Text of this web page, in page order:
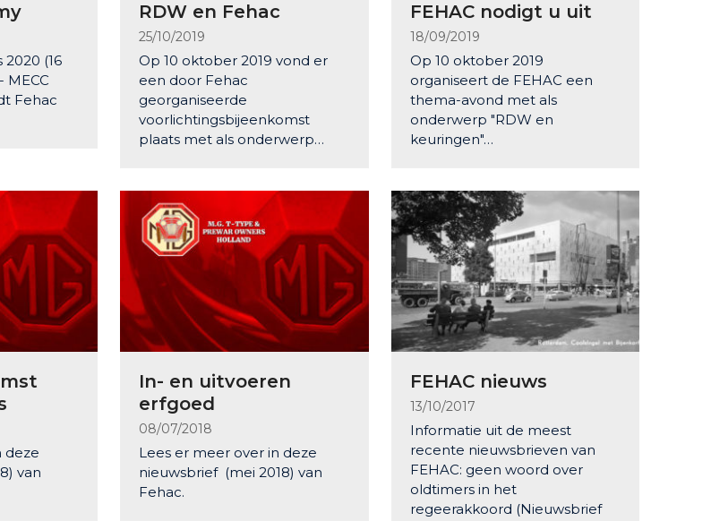
2020 (16
MECC
Fehac
RDW en Fehac
25/10/2019
Op 10 oktober 2019 vond er
een door Fehac
georganiseerde
voorlichtingsbijeenkomst
plaats met als onderwerp…
FEHAC nodigt u uit
18/09/2019
Op 10 oktober 2019
organiseert de FEHAC een
thema-avond met als
onderwerp "RDW en
keuringen"…
deze
van
In- en uitvoeren
erfgoed
08/07/2018
Lees er meer over in deze
nieuwsbrief (mei 2018) van
Fehac.
FEHAC nieuws
13/10/2017
Informatie uit de meest
recente nieuwsbrieven van
FEHAC: geen woord over
oldtimers in het
regeerakkoord (Nieuwsbrief